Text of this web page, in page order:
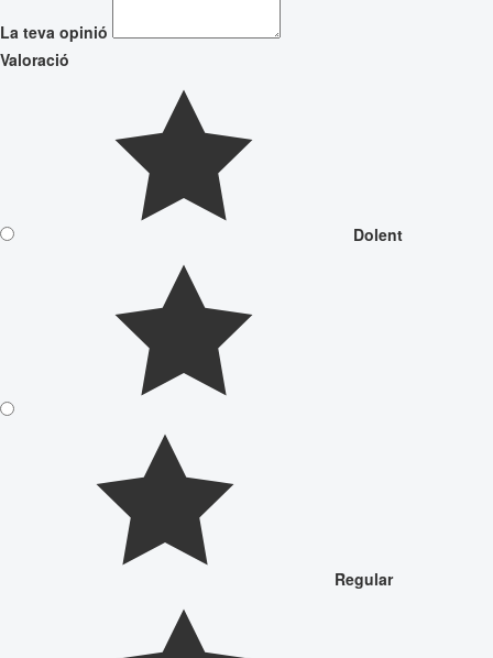
La teva opinió
Valoració
Dolent
Regular